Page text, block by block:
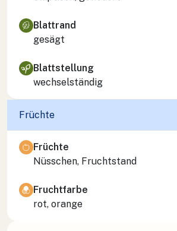
Blattrand
gesägt
Blattstellung
wechselständig
Früchte
Früchte
Nüsschen, Fruchtstand
Fruchtfarbe
rot, orange